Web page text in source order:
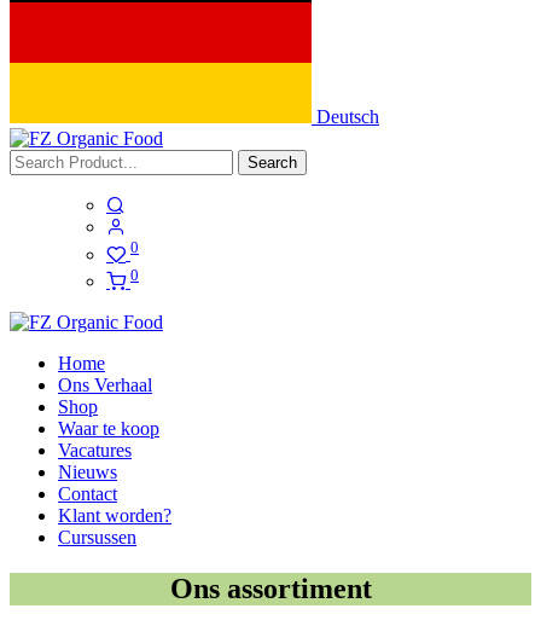
Deutsch
Search
0
0
Home
Ons Verhaal
Shop
Waar te koop
Vacatures
Nieuws
Contact
Klant worden?
Cursussen
Ons assortiment